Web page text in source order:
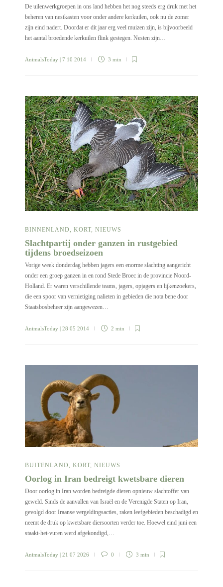
De uilenwerkgroepen in ons land hebben het nog steeds erg druk met het
beheren van nestkasten voor onder andere kerkuilen, ook nu de zomer
zijn eind nadert. Doordat er dit jaar erg veel muizen zijn, is bijvoorbeeld
het aantal broedende kerkuilen flink gestegen. Nesten zijn…
AnimalsToday | 7 10 2014 3 min
BINNENLAND KORT NIEUWS
Slachtpartij onder ganzen in rustgebied
tijdens broedseizoen
Vorige week donderdag hebben jagers een enorme slachting aangericht
onder een groep ganzen in en rond Stede Broec in de provincie Noord-
Holland. Er waren verschillende teams, jagers, opjagers en lijkenzoekers,
die een spoor van vernietiging nalieten in gebieden die nota bene door
Staatsbosbeheer zijn aangewezen…
AnimalsToday | 28 05 2014 2 min
BUITENLAND KORT NIEUWS
Oorlog in Iran bedreigt kwetsbare dieren
Door oorlog in Iran worden bedreigde dieren opnieuw slachtoffer van
geweld. Sinds de aanvallen van Israël en de Verenigde Staten op Iran,
gevolgd door Iraanse vergeldingsacties, raken leefgebieden beschadigd en
neemt de druk op kwetsbare diersoorten verder toe. Hoewel eind juni een
staakt-het-vuren werd afgekondigd,…
AnimalsToday | 21 07 2026 0 3 min